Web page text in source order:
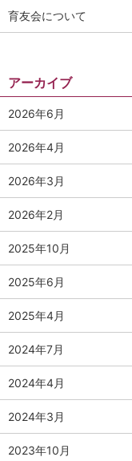
育友会について
アーカイブ
2026年6月
2026年4月
2026年3月
2026年2月
2025年10月
2025年6月
2025年4月
2024年7月
2024年4月
2024年3月
2023年10月